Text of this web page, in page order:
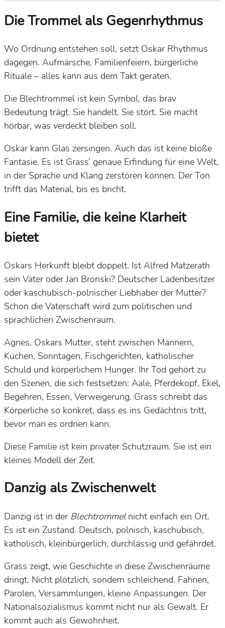
Die Trommel als Gegenrhythmus
Wo Ordnung entstehen soll, setzt Oskar Rhythmus
dagegen. Aufmärsche, Familienfeiern, bürgerliche
Rituale – alles kann aus dem Takt geraten.
Die Blechtrommel ist kein Symbol, das brav
Bedeutung trägt. Sie handelt. Sie stört. Sie macht
hörbar, was verdeckt bleiben soll.
Oskar kann Glas zersingen. Auch das ist keine bloße
Fantasie. Es ist Grass’ genaue Erfindung für eine Welt,
in der Sprache und Klang zerstören können. Der Ton
trifft das Material, bis es bricht.
Eine Familie, die keine Klarheit
bietet
Oskars Herkunft bleibt doppelt. Ist Alfred Matzerath
sein Vater oder Jan Bronski? Deutscher Ladenbesitzer
oder kaschubisch-polnischer Liebhaber der Mutter?
Schon die Vaterschaft wird zum politischen und
sprachlichen Zwischenraum.
Agnes, Oskars Mutter, steht zwischen Männern,
Küchen, Sonntagen, Fischgerichten, katholischer
Schuld und körperlichem Hunger. Ihr Tod gehört zu
den Szenen, die sich festsetzen: Aale, Pferdekopf, Ekel,
Begehren, Essen, Verweigerung. Grass schreibt das
Körperliche so konkret, dass es ins Gedächtnis tritt,
bevor man es ordnen kann.
Diese Familie ist kein privater Schutzraum. Sie ist ein
kleines Modell der Zeit.
Danzig als Zwischenwelt
Danzig ist in der Blechtrommelnicht einfach ein Ort.
Es ist ein Zustand. Deutsch, polnisch, kaschubisch,
katholisch, kleinbürgerlich, durchlässig und gefährdet.
Grass zeigt, wie Geschichte in diese Zwischenräume
dringt. Nicht plötzlich, sondern schleichend. Fahnen,
Parolen, Versammlungen, kleine Anpassungen. Der
Nationalsozialismus kommt nicht nur als Gewalt. Er
kommt auch als Gewohnheit.